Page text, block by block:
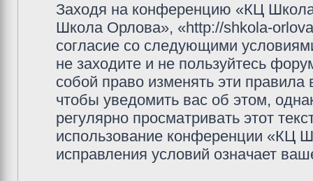
Заходя на конференцию «КЦ
Школа Орлова», «http://shkola-
согласие со следующими
не заходите и не пользуйтесь
собой право изменять эти
чтобы уведомить вас об этом,
регулярно просматривать этот
использование конференции «КЦ
исправления условий означает